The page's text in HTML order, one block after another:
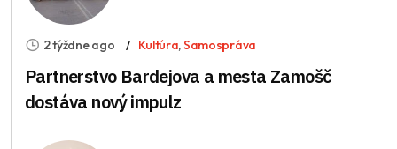
2 týždne ago Kultúra,Samospráva
Partnerstvo Bardejova a mesta Zamošč
dostáva nový impulz